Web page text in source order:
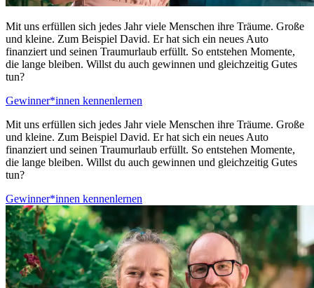
Mit uns erfüllen sich jedes Jahr viele Menschen ihre Träume. Große
und kleine. Zum Beispiel David. Er hat sich ein neues Auto
finanziert und seinen Traumurlaub erfüllt. So entstehen Momente,
die lange bleiben. Willst du auch gewinnen und gleichzeitig Gutes
tun?
Gewinner*innen kennenlernen
Mit uns erfüllen sich jedes Jahr viele Menschen ihre Träume. Große
und kleine. Zum Beispiel David. Er hat sich ein neues Auto
finanziert und seinen Traumurlaub erfüllt. So entstehen Momente,
die lange bleiben. Willst du auch gewinnen und gleichzeitig Gutes
tun?
Gewinner*innen kennenlernen